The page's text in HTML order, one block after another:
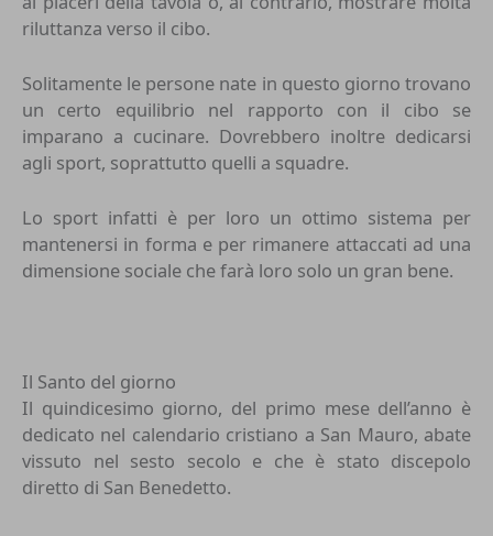
riluttanza verso il cibo.
Solitamente le persone nate in questo giorno trovano
un certo equilibrio nel rapporto con il cibo se
imparano a cucinare. Dovrebbero inoltre dedicarsi
agli sport, soprattutto quelli a squadre.
Lo sport infatti è per loro un ottimo sistema per
mantenersi in forma e per rimanere attaccati ad una
dimensione sociale che farà loro solo un gran bene.
Il Santo del giorno
Il quindicesimo giorno, del primo mese dell’anno è
dedicato nel calendario cristiano a San Mauro, abate
vissuto nel sesto secolo e che è stato discepolo
diretto di San Benedetto.